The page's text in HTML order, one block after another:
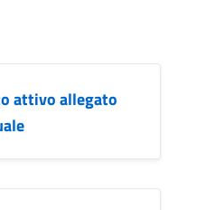
attivo allegato